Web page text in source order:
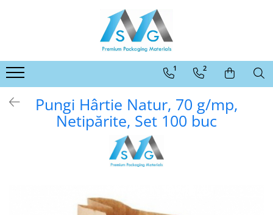
Categorii ambalaje MSG
Ambalaje pentru comert online
Ambalaje pentru panificatie,
patiserii, fast-food si horeca
Ambalaje pentru abatoare si
industria de procesare a carnii
Ambalaje pentru comert offline
Ambalaje pentru industria
Ambalaje agro-industriale
1 2
Pungi Hârtie Natur, 70 g/mp,
Netipărite, Set 100 buc